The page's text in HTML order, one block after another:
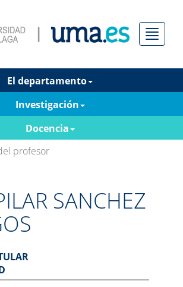
Menú
El departamento
Investigación
Docencia
profesor
SANCHEZ